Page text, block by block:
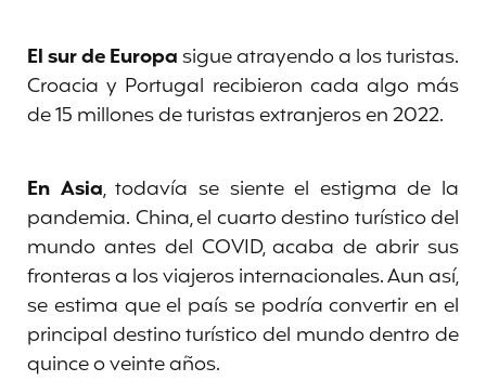
El sur de Europasigue atrayendo a los turistas.
Croacia y Portugal recibieron cada algo más
de 15 millones de turistas extranjeros en 2022.
En Asia, todavía se siente el estigma de la
pandemia. China, el cuarto destino turístico del
mundo antes del COVID, acaba de abrir sus
fronteras a los viajeros internacionales. Aun así,
se estima que el país se podría convertir en el
principal destino turístico del mundo dentro de
quince o veinte años.